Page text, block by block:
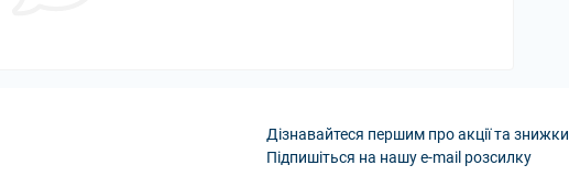
Дізнавайтеся першим про акції та знижки
Підпишіться на нашу e-mail розсилку